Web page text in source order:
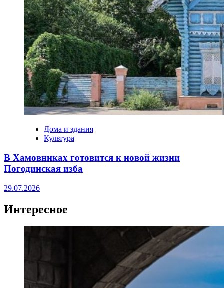
Дома и здания
Культура
В Хамовниках готовится к новой жизни
Погодинская изба
29.07.2026
Интересное